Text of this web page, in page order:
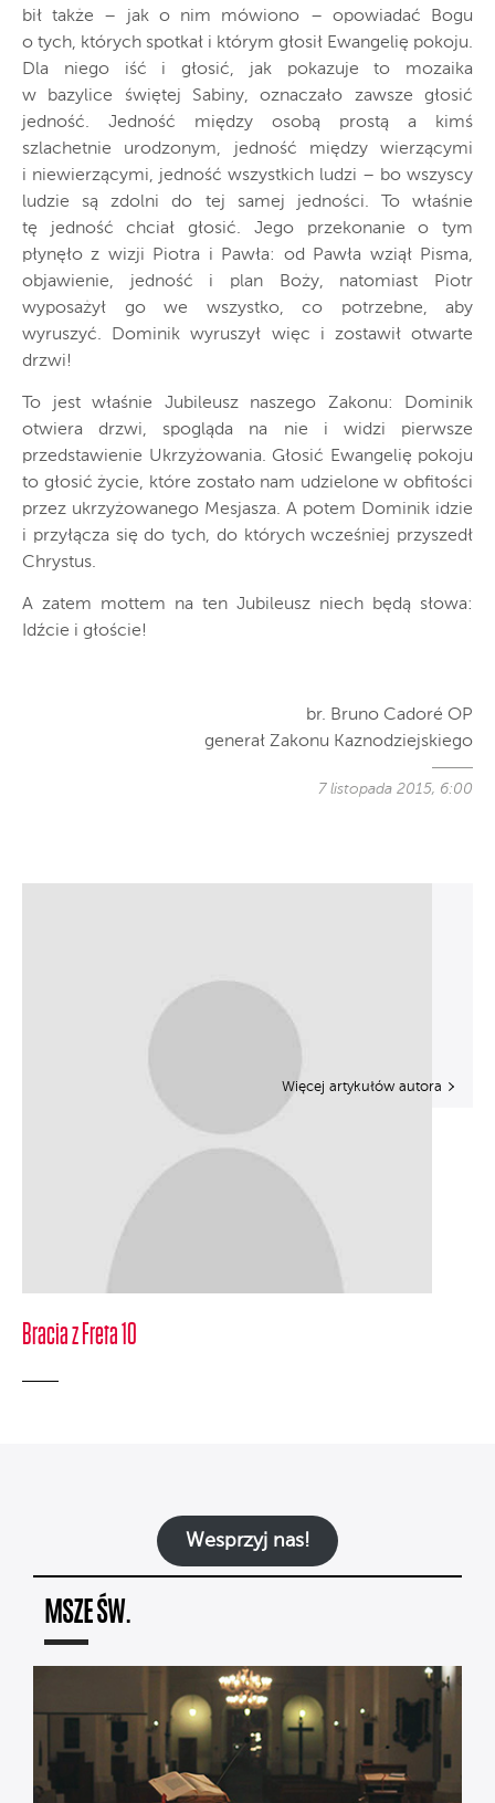
bił także – jak o nim mówiono – opowiadać Bogu
o tych, których spotkał i którym głosił Ewangelię pokoju.
Dla niego iść i głosić, jak pokazuje to mozaika
w bazylice świętej Sabiny, oznaczało zawsze głosić
jedność. Jedność między osobą prostą a kimś
szlachetnie urodzonym, jedność między wierzącymi
i niewierzącymi, jedność wszystkich ludzi – bo wszyscy
ludzie są zdolni do tej samej jedności. To właśnie
tę jedność chciał głosić. Jego przekonanie o tym
płynęło z wizji Piotra i Pawła: od Pawła wziął Pisma,
objawienie, jedność i plan Boży, natomiast Piotr
wyposażył go we wszystko, co potrzebne, aby
wyruszyć. Dominik wyruszył więc i zostawił otwarte
drzwi!
To jest właśnie Jubileusz naszego Zakonu: Dominik
otwiera drzwi, spogląda na nie i widzi pierwsze
przedstawienie Ukrzyżowania. Głosić Ewangelię pokoju
to głosić życie, które zostało nam udzielone w obfitości
przez ukrzyżowanego Mesjasza. A potem Dominik idzie
i przyłącza się do tych, do których wcześniej przyszedł
Chrystus.
A zatem mottem na ten Jubileusz niech będą słowa:
Idźcie i głoście!
br. Bruno Cadoré OP
generał Zakonu Kaznodziejskiego
7 listopada 2015, 6:00
Bracia z Freta 10
Więcej artykułów autora
Wesprzyj nas!
MSZE ŚW.